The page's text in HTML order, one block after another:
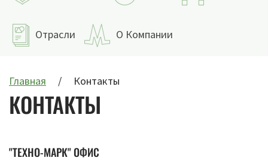
Отрасли О Компании
Главная Контакты
КОНТАКТЫ
"ТЕХНО-МАРК" ОФИС